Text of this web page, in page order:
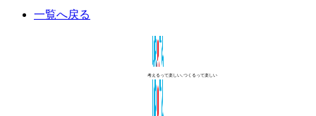
一覧へ戻る
考えるって楽しい､つくるって楽しい